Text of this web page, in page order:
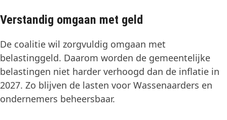
Verstandig omgaan met geld
De coalitie wil zorgvuldig omgaan met
belastinggeld. Daarom worden de gemeentelijke
belastingen niet harder verhoogd dan de inflatie in
2027. Zo blijven de lasten voor Wassenaarders en
ondernemers beheersbaar.